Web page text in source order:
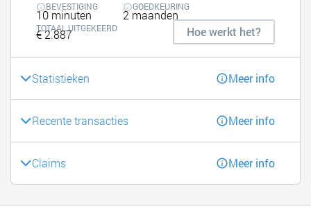
BEVESTIGING
10 minuten
GOEDKEURING
2 maanden
TOTAAL UITGEKEERD
€ 2.887 Hoe werkt het?
Statistieken Meer info
Recente transacties Meer info
Claims Meer info